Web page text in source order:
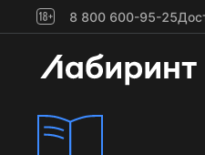
8 800 600-95-25